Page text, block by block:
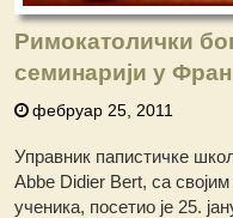
Римокатолички
семинарији у
фебруар 25, 2011
Управник папистичке
Abbe Didier Bert, са
ученика, посетио је 25.